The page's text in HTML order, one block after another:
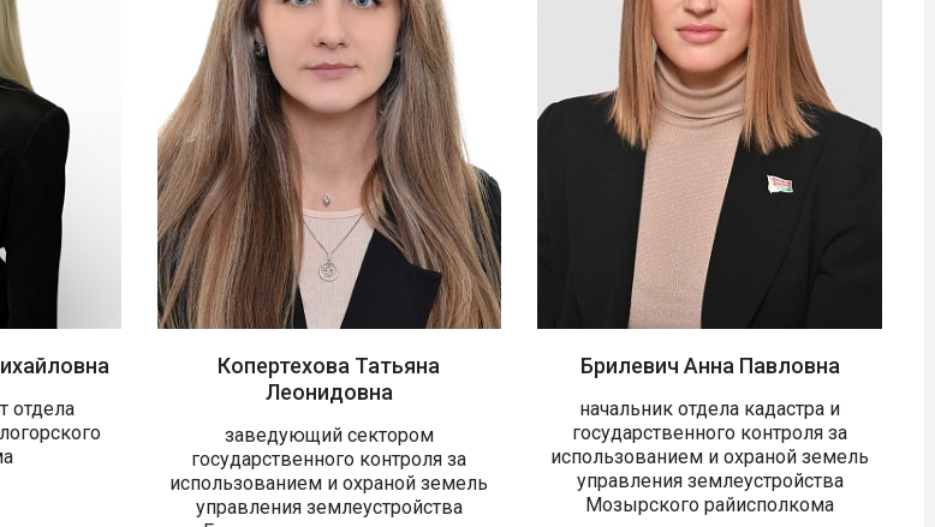
отдела
Копертехова Татьяна
Леонидовна
заведующий сектором
государственного контроля за
использованием и охраной земель
управления землеустройства
Брилевич Анна Павловна
начальник отдела кадастра и
государственного контроля за
использованием и охраной земель
управления землеустройства
Мозырского райисполкома